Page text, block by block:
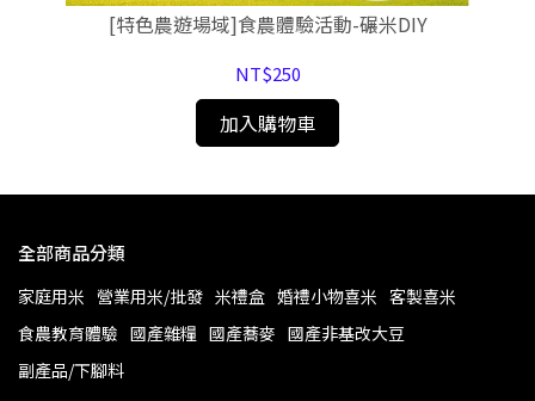
[特色農遊場域]食農體驗活動-碾米DIY
NT$250
加入購物車
全部商品分類
家庭用米 營業用米/批發 米禮盒 婚禮小物喜米 客製喜米
食農教育體驗 國產雜糧 國產蕎麥 國產非基改大豆
副產品/下腳料